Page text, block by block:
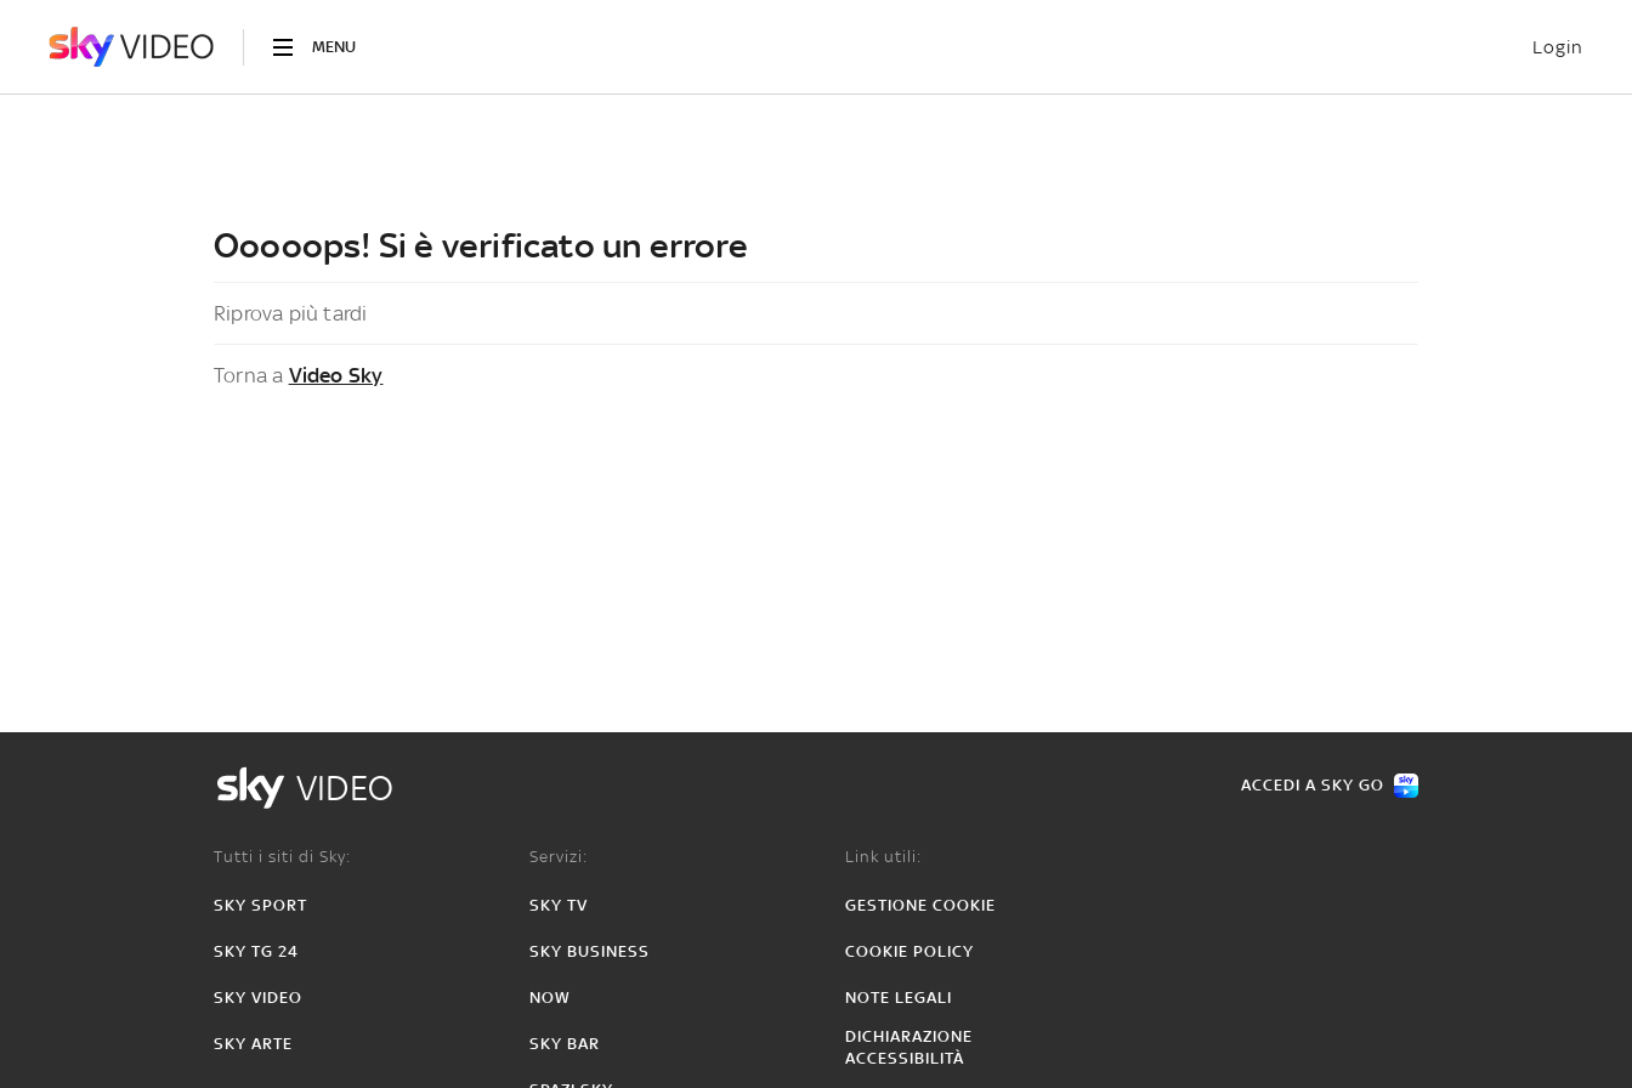
MENU Login
Ooooops! Si è verificato un errore
Riprova più tardi
Torna a Video Sky
VIDEO ACCEDI A SKY GO
Tutti i siti di Sky:
SKY SPORT
SKY TG 24
SKY VIDEO
SKY ARTE
Servizi:
SKY TV
SKY BUSINESS
NOW
SKY BAR
Link utili:
GESTIONE COOKIE
COOKIE POLICY
NOTE LEGALI
DICHIARAZIONE
ACCESSIBILITÀ